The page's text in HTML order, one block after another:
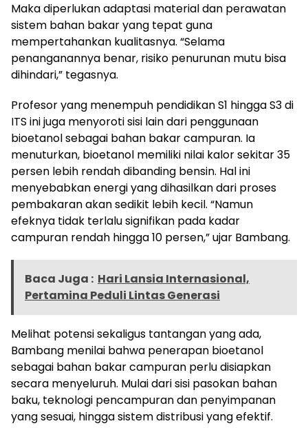
Maka diperlukan adaptasi material dan perawatan
sistem bahan bakar yang tepat guna
mempertahankan kualitasnya. “Selama
penanganannya benar, risiko penurunan mutu bisa
dihindari,” tegasnya.
Profesor yang menempuh pendidikan S1 hingga S3 di
ITS ini juga menyoroti sisi lain dari penggunaan
bioetanol sebagai bahan bakar campuran. Ia
menuturkan, bioetanol memiliki nilai kalor sekitar 35
persen lebih rendah dibanding bensin. Hal ini
menyebabkan energi yang dihasilkan dari proses
pembakaran akan sedikit lebih kecil. “Namun
efeknya tidak terlalu signifikan pada kadar
campuran rendah hingga 10 persen,” ujar Bambang.
Baca Juga : Hari Lansia Internasional,
Pertamina Peduli Lintas Generasi
Melihat potensi sekaligus tantangan yang ada,
Bambang menilai bahwa penerapan bioetanol
sebagai bahan bakar campuran perlu disiapkan
secara menyeluruh. Mulai dari sisi pasokan bahan
baku, teknologi pencampuran dan penyimpanan
yang sesuai, hingga sistem distribusi yang efektif.